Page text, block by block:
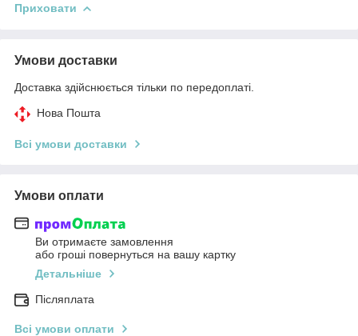
Приховати
Умови доставки
Доставка здійснюється тільки по передоплаті.
Нова Пошта
Всі умови доставки
Умови оплати
Ви отримаєте замовлення
або гроші повернуться на вашу картку
Детальніше
Післяплата
Всі умови оплати